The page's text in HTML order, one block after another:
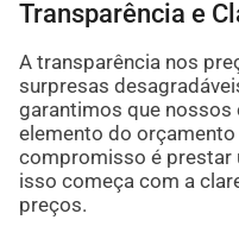
Transparência e
A transparência nos
surpresas
garantimos que nossos
elemento do
compromisso é prestar
isso começa com a
preços.